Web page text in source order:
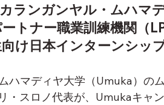
ランガンヤル・ムハマ
トナー職業訓練機関（
け日本インターンシッ
ハマディヤ大学（Umuka）の
・スロノ代表が、Umukaキャ